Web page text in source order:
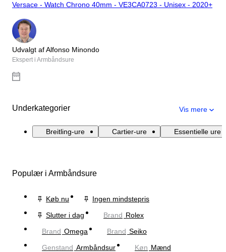
Versace - Watch Chrono 40mm - VE3CA0723 - Unisex - 2020+
Udvalgt af Alfonso Minondo
Ekspert i Armbåndsure
Underkategorier Vis mere
Breitling-ure Cartier-ure Essentielle ure
Populær i Armbåndsure
Køb nu
Ingen mindstepris
Slutter i dag
Brand Rolex
Brand Omega Brand Seiko
Genstand Armbåndsur Køn Mænd